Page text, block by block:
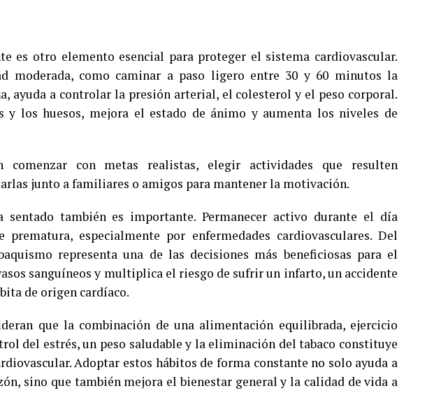
es otro elemento esencial para proteger el sistema cardiovascular.
moderada, como caminar a paso ligero entre 30 y 60 minutos la
ayuda a controlar la presión arterial, el colesterol y el peso corporal.
y los huesos, mejora el estado de ánimo y aumenta los niveles de
comenzar con metas realistas, elegir actividades que resulten
junto a familiares o amigos para mantener la motivación.
también es importante. Permanecer activo durante el día
especialmente por enfermedades cardiovasculares. Del
representa una de las decisiones más beneficiosas para el
sanguíneos y multiplica el riesgo de sufrir un infarto, un accidente
de origen cardíaco.
que la combinación de una alimentación equilibrada, ejercicio
del estrés, un peso saludable y la eliminación del tabaco constituye
Adoptar estos hábitos de forma constante no solo ayuda a
sino que también mejora el bienestar general y la calidad de vida a